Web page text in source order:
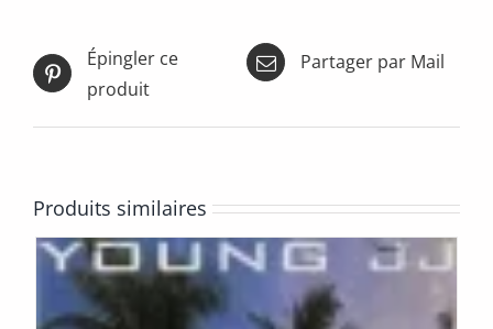
Épingler ce
produit
Partager par Mail
Produits similaires